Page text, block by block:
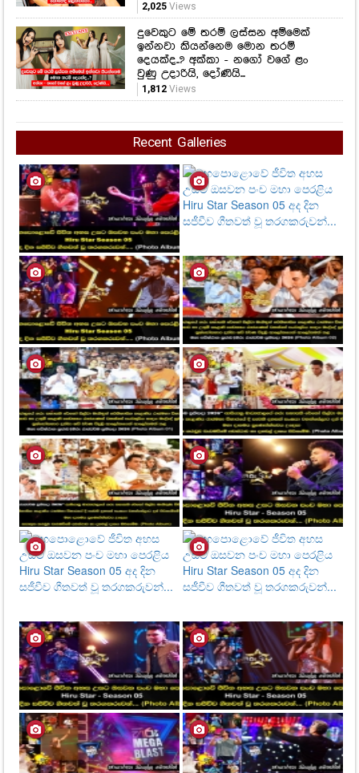
2,025Views
දුවෙකුට මේ තරම් ලස්සන අම්මෙක්
ඉන්නවා කියන්නෙම මොන තරම්
දෙයක්ද..? අක්කා - නගෝ වගේ ළං
වුණු උදාරියි, දෝණියි...
1,812Views
Recent Galleries